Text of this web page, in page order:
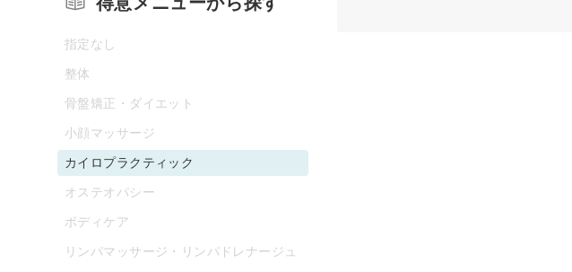
指定なし
整体
骨盤矯正・ダイエット
小顔マッサージ
カイロプラクティック
オステオパシー
ボディケア
リンパマッサージ・リンパドレナージュ